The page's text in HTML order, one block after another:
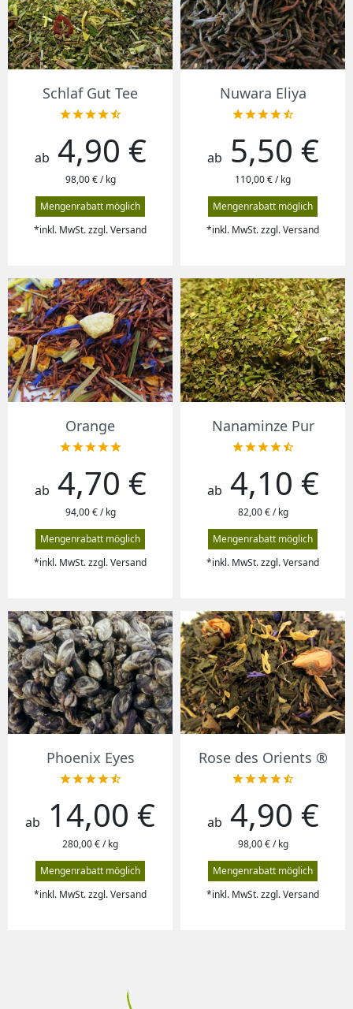
Schlaf Gut Tee

Preis
ab 4,90 €
98,00 € / kg
Mengenrabatt möglich
*inkl. MwSt. zzgl. Versand
Nuwara Eliya

Preis
ab 5,50 €
110,00 € / kg
Mengenrabatt möglich
*inkl. MwSt. zzgl. Versand
Orange

Preis
ab 4,70 €
94,00 € / kg
Mengenrabatt möglich
*inkl. MwSt. zzgl. Versand
Nanaminze Pur

Preis
ab 4,10 €
82,00 € / kg
Mengenrabatt möglich
*inkl. MwSt. zzgl. Versand
Phoenix Eyes

Preis
ab 14,00 €
280,00 € / kg
Mengenrabatt möglich
*inkl. MwSt. zzgl. Versand
Rose des Orients ®

Preis
ab 4,90 €
98,00 € / kg
Mengenrabatt möglich
*inkl. MwSt. zzgl. Versand